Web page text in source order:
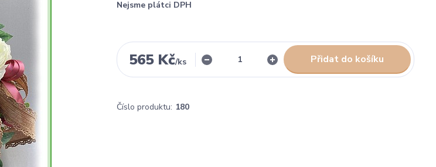
Nejsme plátci DPH
565 Kč/ks Přidat do košíku
Číslo produktu: 180